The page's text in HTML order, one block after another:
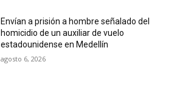
Envían a prisión a hombre señalado del
homicidio de un auxiliar de vuelo
estadounidense en Medellín
agosto 6, 2026